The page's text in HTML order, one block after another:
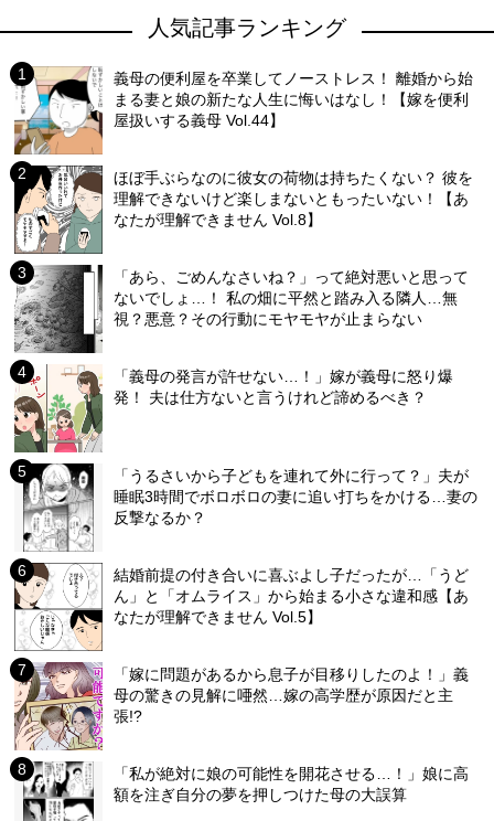
人気記事ランキング
義母の便利屋を卒業してノーストレス！ 離婚から始
まる妻と娘の新たな人生に悔いはなし！【嫁を便利
屋扱いする義母 Vol.44】
ほぼ手ぶらなのに彼女の荷物は持ちたくない？ 彼を
理解できないけど楽しまないともったいない！【あ
なたが理解できません Vol.8】
「あら、ごめんなさいね？」って絶対悪いと思って
ないでしょ…！ 私の畑に平然と踏み入る隣人…無
視？悪意？その行動にモヤモヤが止まらない
「義母の発言が許せない…！」嫁が義母に怒り爆
発！ 夫は仕方ないと言うけれど諦めるべき？
「うるさいから子どもを連れて外に行って？」夫が
睡眠3時間でボロボロの妻に追い打ちをかける…妻の
反撃なるか？
結婚前提の付き合いに喜ぶよし子だったが…「うど
ん」と「オムライス」から始まる小さな違和感【あ
なたが理解できません Vol.5】
「嫁に問題があるから息子が目移りしたのよ！」義
母の驚きの見解に唖然…嫁の高学歴が原因だと主
張!?
「私が絶対に娘の可能性を開花させる…！」娘に高
額を注ぎ自分の夢を押しつけた母の大誤算